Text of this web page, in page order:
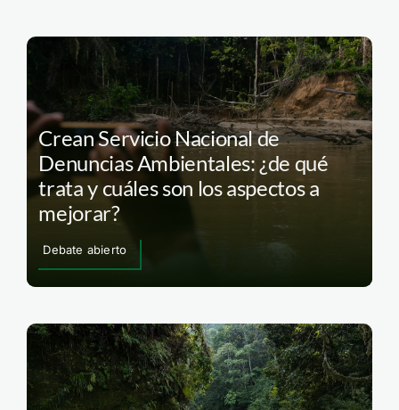
Crean Servicio Nacional de
Denuncias Ambientales: ¿de qué
trata y cuáles son los aspectos a
mejorar?
Debate abierto